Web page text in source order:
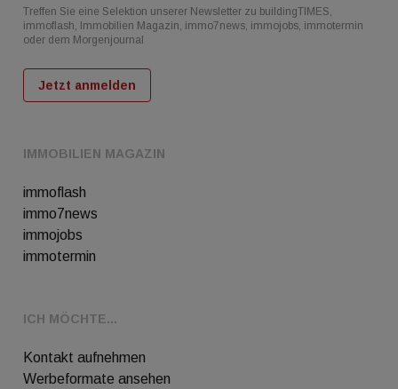
IMMOBILIEN MAGAZIN
immoflash
immo7news
immojobs
immotermin
ICH MÖCHTE...
Kontakt aufnehmen
Werbeformate ansehen
Treffen Sie eine Selektion unserer Newsletter zu buildingTIMES,
immoflash, Immobilien Magazin, immo7news, immojobs, immotermin
oder dem Morgenjournal
Jetzt anmelden